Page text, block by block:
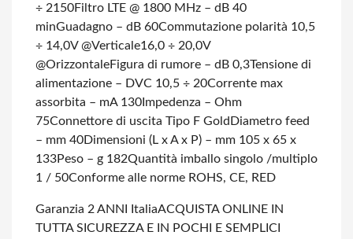
÷ 2150Filtro LTE @ 1800 MHz – dB 40
minGuadagno – dB 60Commutazione polarità 10,5
÷ 14,0V @Verticale16,0 ÷ 20,0V
@OrizzontaleFigura di rumore – dB 0,3Tensione di
alimentazione – DVC 10,5 ÷ 20Corrente max
assorbita – mA 130 Impedenza – Ohm
75Connettore di uscita Tipo F Gold Diametro feed
– mm 40Dimensioni (L x A x P) – mm 105 x 65 x
133Peso – g 182Quantità imballo singolo /multiplo
1 / 50Conforme alle norme ROHS, CE, RED
Garanzia 2 ANNI ItaliaACQUISTA ONLINE IN
TUTTA SICUREZZA E IN POCHI E SEMPLICI